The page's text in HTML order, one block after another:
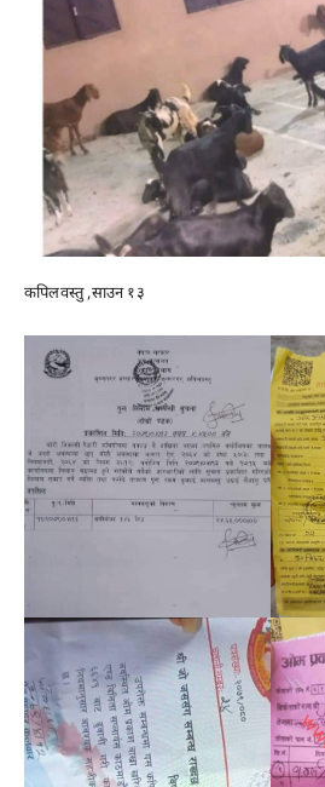
कपिलवस्तु ,साउन १३